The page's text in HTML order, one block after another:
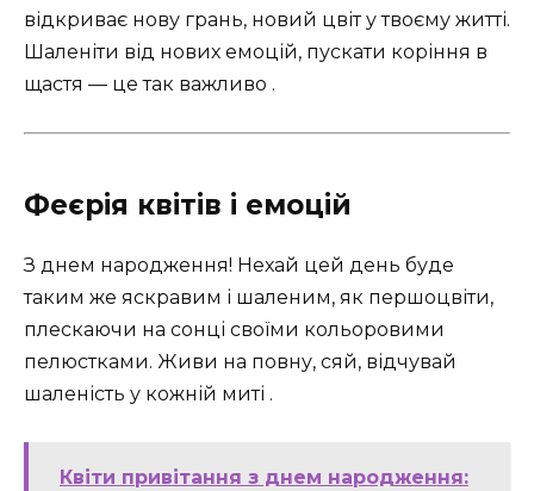
відкриває нову грань, новий цвіт у твоєму житті.
Шаленіти від нових емоцій, пускати коріння в
щастя — це так важливо .
Феєрія квітів і емоцій
З днем народження! Нехай цей день буде
таким же яскравим і шаленим, як першоцвіти,
плескаючи на сонці своїми кольоровими
пелюстками. Живи на повну, сяй, відчувай
шаленість у кожній миті .
Квіти привітання з днем народження: